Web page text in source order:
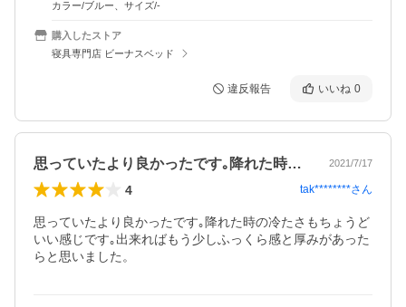
カラー/ブルー、サイズ/-
購入したストア
寝具専門店 ビーナスベッド
違反報告 いいね 0
思っていたより良かったです｡降れた時の… 2021/7/17
4 tak********さん
思っていたより良かったです｡降れた時の冷たさもちょうど
いい感じです｡出来ればもう少しふっくら感と厚みがあった
らと思いました。